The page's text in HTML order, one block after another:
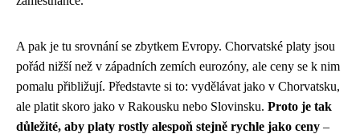
A pak je tu srovnání se zbytkem Evropy. Chorvatské platy jsou
pořád nižší než v západních zemích eurozóny, ale ceny se k nim
pomalu přibližují. Představte si to: vydělávat jako v Chorvatsku,
ale platit skoro jako v Rakousku nebo Slovinsku. Proto je tak
důležité, aby platy rostly alespoň stejně rychle jako ceny –